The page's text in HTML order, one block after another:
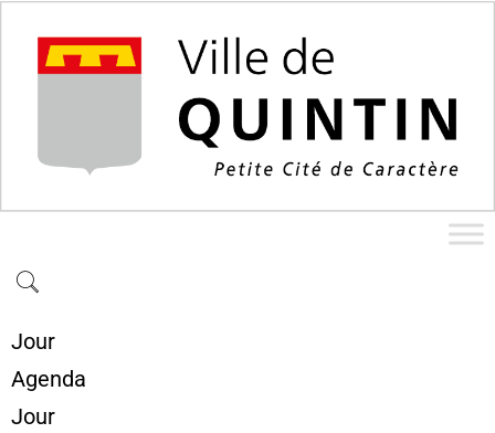
Jour
Agenda
Jour